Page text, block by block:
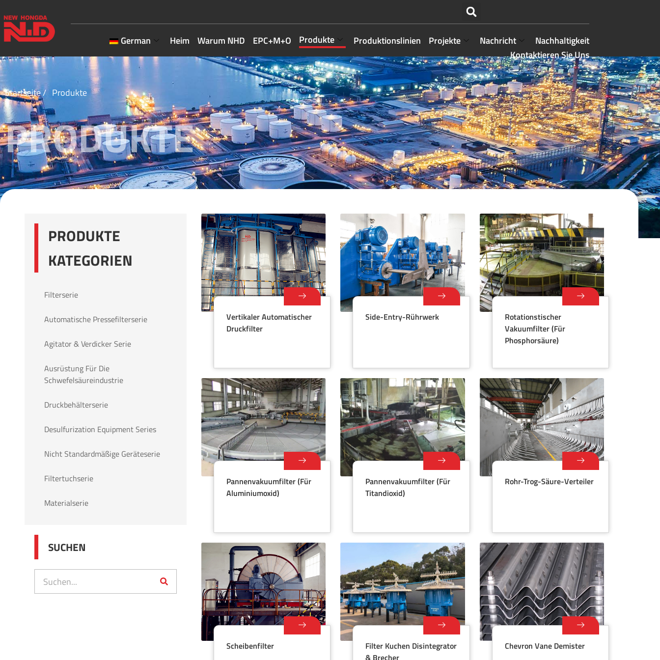
German Heim Warum NHD EPC+M+O Produkte Produktionslinien Projekte Nachricht
Nachhaltigkeit
Kontaktieren Sie Uns
Startseite/ Produkte
PRODUKTE
PRODUKTE
KATEGORIEN
Filterserie
Automatische Pressefilterserie
Agitator & Verdicker Serie
Ausrüstung Für Die
Schwefelsäureindustrie
Druckbehälterserie
Desulfurization Equipment Series
Nicht Standardmäßige Geräteserie
Filtertuchserie
Materialserie
SUCHEN
Vertikaler Automatischer
Druckfilter
Side-Entry-Rührwerk
Rotationstischer
Vakuumfilter (für
Phosphorsäure)
Pannenvakuumfilter (für
Aluminiumoxid)
Pannenvakuumfilter (für
Titandioxid)
Rohr-Trog-Säure-Verteiler
Scheibenfilter
Filter Kuchen Disintegrator
& Brecher
Chevron Vane Demister